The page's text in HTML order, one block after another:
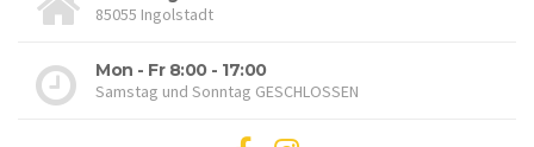
85055 Ingolstadt
Mon - Fr 8:00 - 17:00
Samstag und Sonntag GESCHLOSSEN